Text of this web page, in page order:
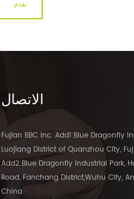
الاتصال
Fujian BBC Inc. Add1:Blue Dragonfly
Luojiang District of Quanzhou City,
Add2:Blue Dragonfly Industrial Park,
Road, Fanchang District,Wuhu City,
China